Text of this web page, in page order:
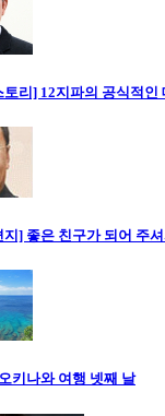
리] 12지파의 공식적인
] 좋은 친구가 되어 주
키나와 여행 넷째 날